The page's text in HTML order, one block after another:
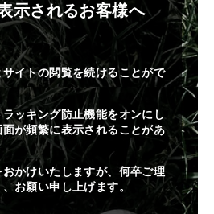
示されるお客様へ
イトの閲覧を続けることがで
ッキング防止機能をオンにし
が頻繁に表示されることがあ
かけいたしますが、何卒ご理
お願い申し上げます。